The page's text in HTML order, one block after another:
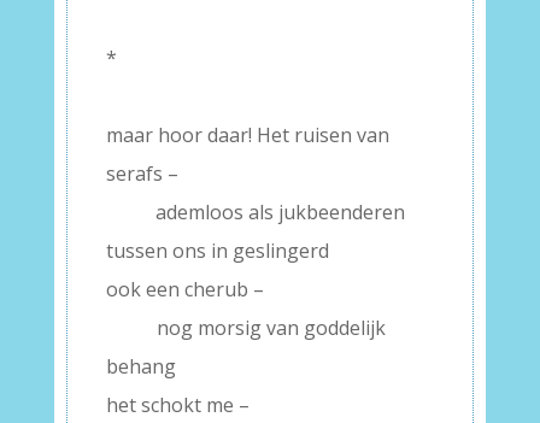
*
maar hoor daar! Het ruisen van
serafs –
ademloos als jukbeenderen
tussen ons in geslingerd
ook een cherub –
nog morsig van goddelijk
behang
het schokt me –